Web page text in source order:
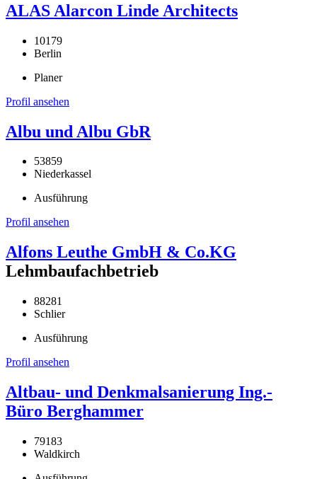
ALAS Alarcon Linde Architects
10179
Berlin
Planer
Profil ansehen
Albu und Albu GbR
53859
Niederkassel
Ausführung
Profil ansehen
Alfons Leuthe GmbH & Co.KG
Lehmbaufachbetrieb
88281
Schlier
Ausführung
Profil ansehen
Altbau- und Denkmalsanierung Ing.-
Büro Berghammer
79183
Waldkirch